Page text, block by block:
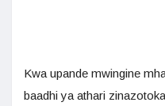
Kwa upande mwingine
baadhi ya athari